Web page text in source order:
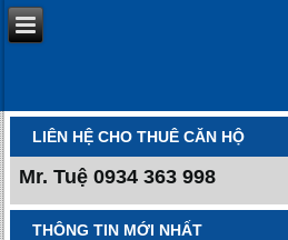
LIÊN HỆ CHO THUÊ CĂN HỘ
Mr. Tuệ 0934 363 998
THÔNG TIN MỚI NHẤT